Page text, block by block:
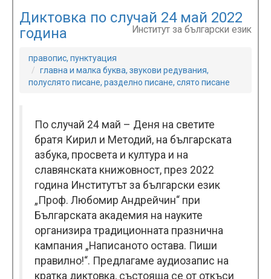
Диктовка по случай 24 май 2022
година
Институт за български език
правопис, пунктуация
главна и малка буква, звукови редувания,
полуслято писане, разделно писане, слято писане
По случай 24 май – Деня на светите
братя Кирил и Методий, на българската
азбука, просвета и култура и на
славянската книжовност, през 2022
година Институтът за български език
„Проф. Любомир Андрейчин“ при
Българската академия на науките
организира традиционната празнична
кампания „Написаното остава. Пиши
правилно!“. Предлагаме аудиозапис на
кратка диктовка, състояща се от откъси